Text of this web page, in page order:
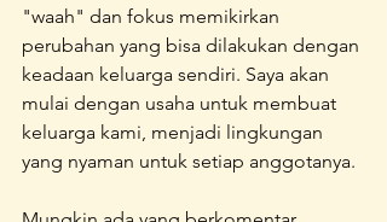
"waah" dan fokus memikirkan
perubahan yang bisa dilakukan dengan
keadaan keluarga sendiri. Saya akan
mulai dengan usaha untuk membuat
keluarga kami, menjadi lingkungan
yang nyaman untuk setiap anggotanya.